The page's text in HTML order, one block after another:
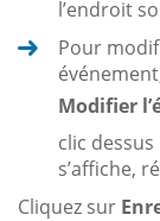
l’endroit
Pour
Modifier
clic
s’affiche,
Cliquez sur